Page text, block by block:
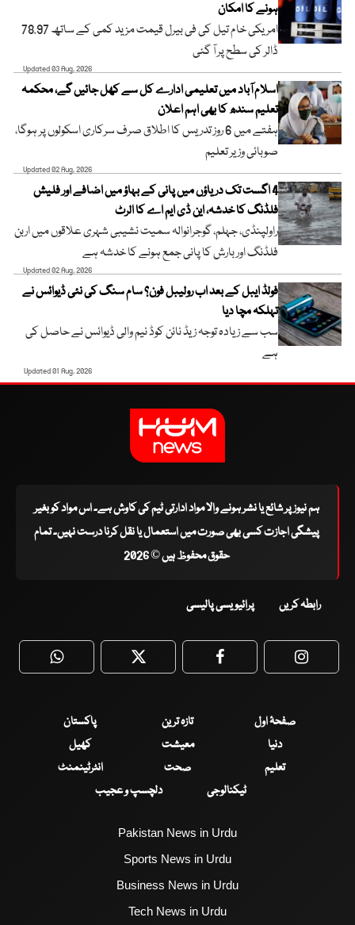
ہونے کا امکان
امریکی خام تیل کی فی بیرل قیمت مزید کمی کے ساتھ 78.97
ڈالر کی سطح پر آ گئی
Updated 03 Aug, 2026
اسلام آباد میں تعلیمی ادارے کل سے کھل جائیں گے، محکمہ
تعلیم سندھ کا بھی اہم اعلان
ہفتے میں 6 روز تدریس کا اطلاق صرف سرکاری اسکولوں پر ہوگا،
صوبائی وزیر تعلیم
Updated 02 Aug, 2026
4 اگست تک دریاؤں میں پانی کے بہاؤ میں اضافے اور فلیش
فلڈنگ کا خدشہ، این ڈی ایم اے کا الرٹ
راولپنڈی، جہلم، گوجرانوالہ سمیت نشیبی شہری علاقوں میں اربن
فلڈنگ اور بارش کا پانی جمع ہونے کا خدشہ ہے
Updated 02 Aug, 2026
فولڈ ایبل کے بعد اب رولیبل فون؟ سام سنگ کی نئی ڈیوائس نے
تہلکہ مچا دیا
سب سے زیادہ توجہ زیڈ نائن کوڈ نیم والی ڈیوائس نے حاصل کی
ہے
Updated 01 Aug, 2026
ہم نیوز پر شائع یا نشر ہونے والا مواد ادارتی ٹیم کی کاوش ہے۔ اس مواد کو بغیر
پیشگی اجازت کسی بھی صورت میں استعمال یا نقل کرنا درست نہیں۔ تمام
حقوق محفوظ ہیں © 2026
رابطہ کریں پرائیویسی پالیسی
WhatsApp Twitter Facebook
صفحۂ اول تازہ ترین
پاکستان
دنیا
معیشت
کھیل
تعلیم
صحت
انٹرٹینمنٹ
ٹیکنالوجی
دلچسپ و عجیب
Pakistan News in Urdu
Sports News in Urdu
Business News in Urdu
Tech News in Urdu